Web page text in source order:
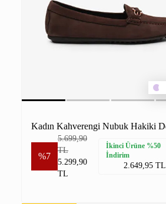
%7
5.699,90
TL
5.299,90
TL
İkinci Ürüne %50
İndirim
2.649,95 TL